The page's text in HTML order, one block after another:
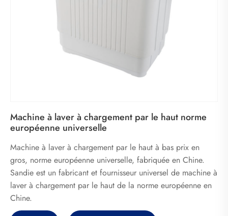
Machine à laver à chargement par le haut norme
européenne universelle
Machine à laver à chargement par le haut à bas prix en
gros, norme européenne universelle, fabriquée en Chine.
Sandie est un fabricant et fournisseur universel de machine à
laver à chargement par le haut de la norme européenne en
Chine.